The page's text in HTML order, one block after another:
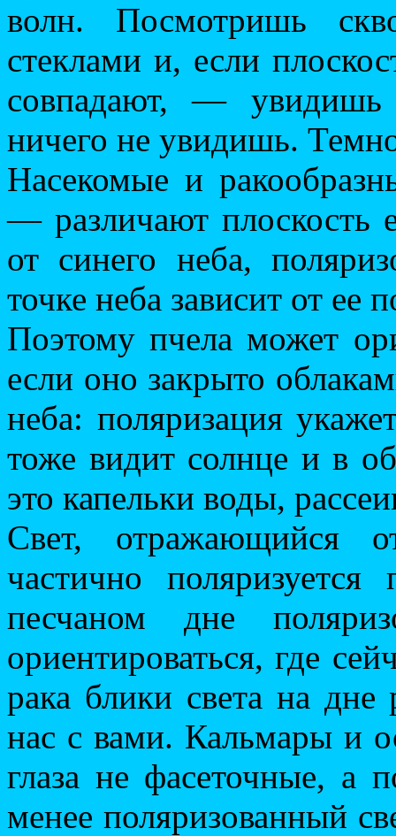
волн. Посмотришь
стеклами и, если
совпадают, —
ничего не увидишь.
Насекомые и
— различают плоскость
от синего неба,
точке неба зависит от ее
Поэтому пчела может
если оно закрыто
неба: поляризация
тоже видит солнце и в
это капельки воды,
Свет, отражающийся
частично
песчаном дне
ориентироваться, где
рака блики света на дне
нас с вами. Кальмары и
глаза не фасеточные, а
менее поляризованный